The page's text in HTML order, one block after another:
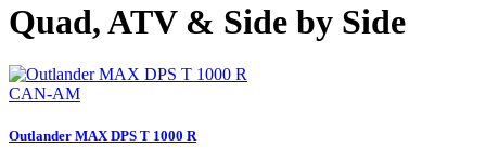
Quad, ATV & Side by Side
CAN-AM
Outlander MAX DPS T 1000 R